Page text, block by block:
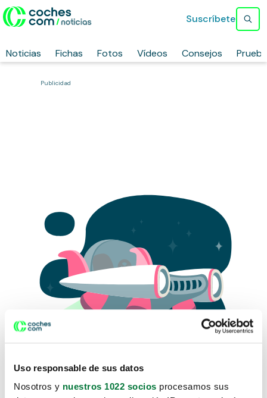
Uso responsable de sus datos
Nosotros y nuestros 1022 socios procesamos sus
Noticias Fichas Fotos Vídeos Consejos
Suscríbete
Publicidad